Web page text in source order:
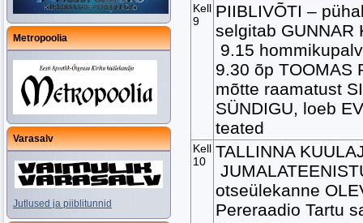
Metropoolia
Varasalv
Jutlused ja piiblitunnid
Kell
9
PIIBLIVÕTI –
selgitab GUNNAR
9.15
9.30 õp TOOMAS
mõtte raamatust
SÜNDIGU, loeb
teated
Kell
10
TALLINNA
otseülekanne
Pereraadio Tartu